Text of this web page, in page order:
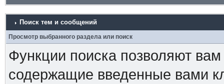
Поиск тем и сообщений
Просмотр выбранного раздела или поиск
Функции поиска позволяют
содержащие введенные вами